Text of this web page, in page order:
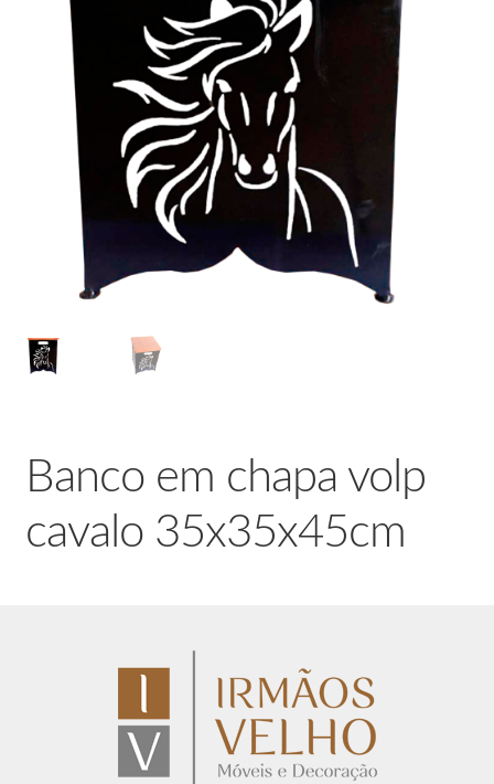
Banco em chapa volp
cavalo 35x35x45cm